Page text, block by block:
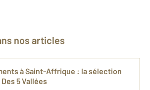
nos articles
à Saint-Affrique : la sélection
Des 5 Vallées